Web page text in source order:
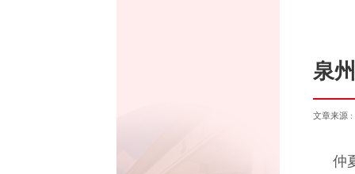
泉
文章来源 :
仲